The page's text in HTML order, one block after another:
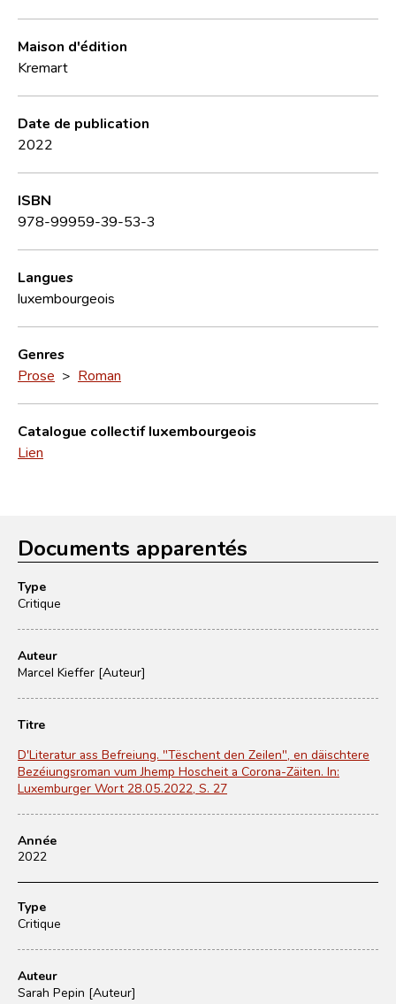
Maison d'édition
Kremart
Date de publication
2022
ISBN
978-99959-39-53-3
Langues
luxembourgeois
Genres
Prose > Roman
Catalogue collectif luxembourgeois
Lien
Documents apparentés
Type
Critique
Auteur
Marcel Kieffer [Auteur]
Titre
D'Literatur ass Befreiung. "Tëschent den Zeilen", en däischtere
Bezéiungsroman vum Jhemp Hoscheit a Corona-Zäiten. In:
Luxemburger Wort 28.05.2022, S. 27
Année
2022
Type
Critique
Auteur
Sarah Pepin [Auteur]